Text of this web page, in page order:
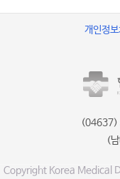
개인정
(04637)
(
Copyright Korea Medical